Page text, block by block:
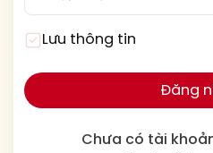
Lưu thông tin
Đăng
Chưa có tài